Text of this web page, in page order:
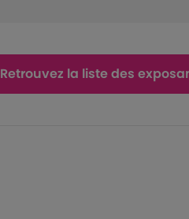
Retrouvez la liste des